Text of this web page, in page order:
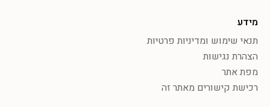
מידע
תנאי שימוש ומדיניות פרטיות
הצהרת נגישות
מפת אתר
רכישת קישורים מאתר זה